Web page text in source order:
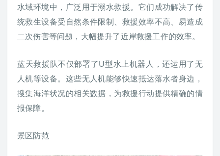
水域环境中，广泛用于溺水救援。它们成功解决了传
统救生设备受自然条件限制、救援效率不高、易造成
二次伤害等问题，大幅提升了近岸救援工作的效率。
蓝天救援队不仅部署了U型水上机器人，还运用了无
人机等设备。这些无人机能够快速抵达落水者身边，
搜集海洋状况的相关数据，为救援行动提供精确的情
报保障。
景区防范